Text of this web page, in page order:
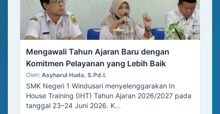
Mengawali Tahun Ajaran Baru dengan
Komitmen Pelayanan yang Lebih Baik
Oleh: Asyharul Huda, S.Pd.I.
SMK Negeri 1 Windusari menyelenggarakan In
House Training (IHT) Tahun Ajaran 2026/2027 pada
tanggal 23–24 Juni 2026. K...